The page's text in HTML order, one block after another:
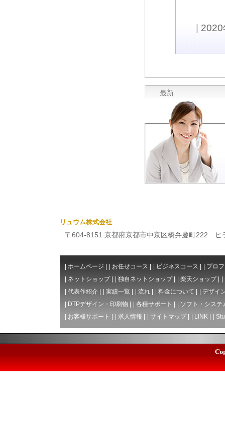
2020
最新
リュウム株式会社
〒604-8151 京都府京都市中京区橋弁慶町222 ヒ
ホームページ お任せコース ビジネスコース
プロ
ネットショップ| 独自ネットショップ| 楽天ショップ|
代表作紹介| 実績一覧 流れ| 料金について
デザイ
DTPデザイン・印刷物 各種サポート
ソフト・システ
お客様サポート 求人情報 サイトマップ| LINK|